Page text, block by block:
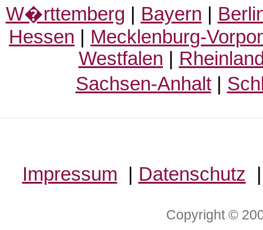
W�rttemberg
Bayern
Hessen
Mecklenburg-
Westfalen
Sachsen-Anhalt|
Impressum Datenschutz
Copyright ©